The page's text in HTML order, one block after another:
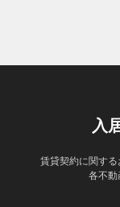
入
賃貸契約に関する
各不動